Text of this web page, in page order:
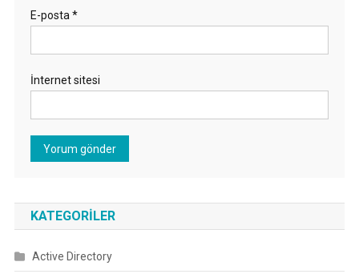
E-posta *
İnternet sitesi
KATEGORILER
Active Directory